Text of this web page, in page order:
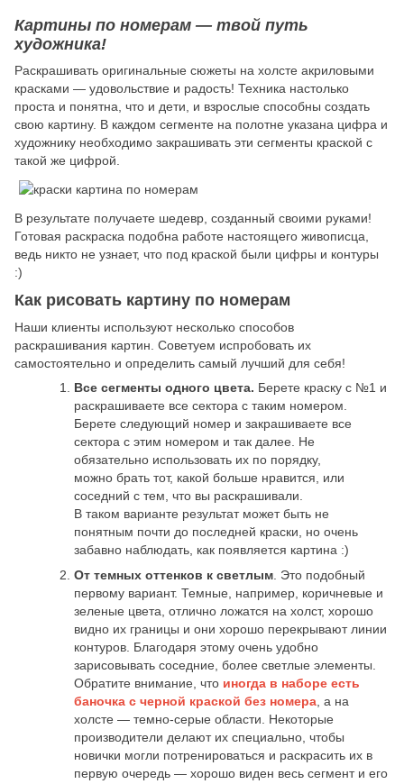
Картины по номерам — твой путь
художника!
Раскрашивать оригинальные сюжеты на холсте акриловыми
красками — удовольствие и радость! Техника настолько
проста и понятна, что и дети, и взрослые способны создать
свою картину. В каждом сегменте на полотне указана цифра и
художнику необходимо закрашивать эти сегменты краской с
такой же цифрой.
В результате получаете шедевр, созданный своими руками!
Готовая раскраска подобна работе настоящего живописца,
ведь никто не узнает, что под краской были цифры и контуры
:)
Как рисовать картину по номерам
Наши клиенты используют несколько способов
раскрашивания картин. Советуем испробовать их
самостоятельно и определить самый лучший для себя!
Все сегменты одного цвета. Берете краску с №1 и
раскрашиваете все сектора с таким номером.
Берете следующий номер и закрашиваете все
сектора с этим номером и так далее. Не
обязательно использовать их по порядку,
можно брать тот, какой больше нравится, или
соседний с тем, что вы раскрашивали.
В таком варианте результат может быть не
понятным почти до последней краски, но очень
забавно наблюдать, как появляется картина :)
От темных оттенков к светлым . Это подобный
первому вариант. Темные, например, коричневые и
зеленые цвета, отлично ложатся на холст, хорошо
видно их границы и они хорошо перекрывают линии
контуров. Благодаря этому очень удобно
зарисовывать соседние, более светлые элементы.
Обратите внимание, что иногда в наборе есть
баночка с черной краской без номера , а на
холсте — темно-серые области. Некоторые
производители делают их специально, чтобы
новички могли потренироваться и раскрасить их в
первую очередь — хорошо виден весь сегмент и его